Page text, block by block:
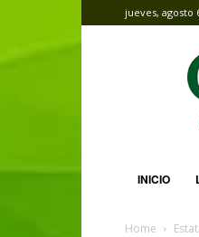
jueves, agosto
del
INICIO
Home